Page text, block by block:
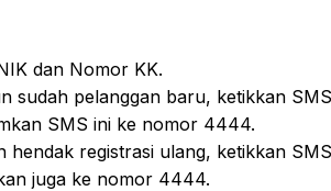
dan Nomor KK.
sudah pelanggan baru, ketikkan
SMS ini ke nomor 4444.
hendak registrasi ulang, ketikkan SMS
juga ke nomor 4444.